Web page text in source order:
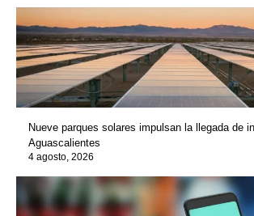
Nueve parques solares impulsan la llegada de
Aguascalientes
4 agosto, 2026